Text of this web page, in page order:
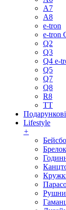
A7
A8
e-tron
e-tron
Q2
Q3
Q4 e-
Q5
Q7
Q8
R8
TT
Lifestyle
+